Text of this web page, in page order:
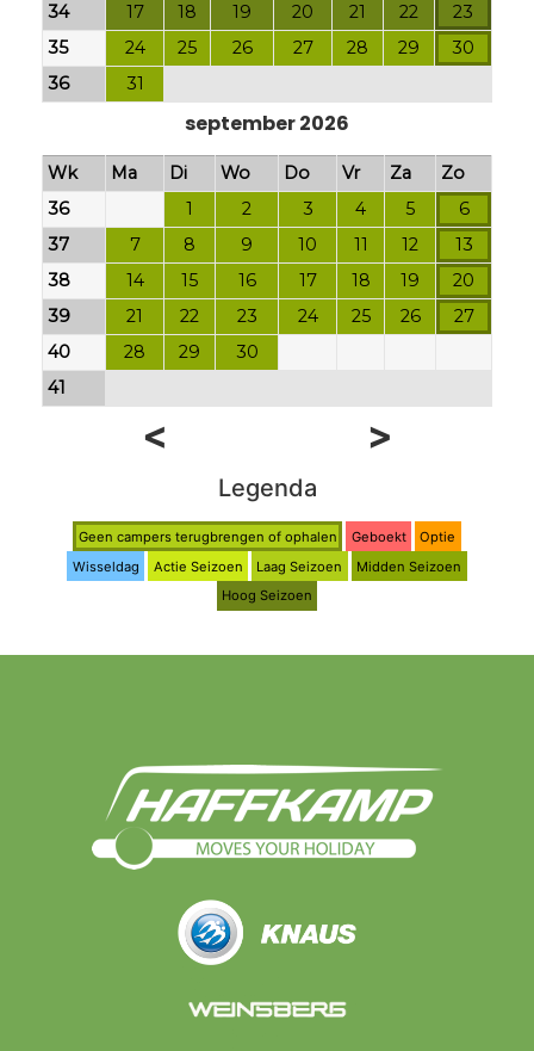
34
17 18 19 20 21 22
23
35
24 25 26 27 28 29
30
36
31
september 2026
Wk Ma Di Wo Do Vr Za
Zo
36
1 2 3 4 5
6
37
7 8 9 10 11 12
13
38
14 15 16 17 18 19
20
39
21 22 23 24 25 26
27
40
28 29
30
41
< >
Legenda
Geen campers terugbrengen of ophalen Geboekt
Optie
Wisseldag
Actie Seizoen Laag Seizoen
Midden Seizoen
Hoog Seizoen